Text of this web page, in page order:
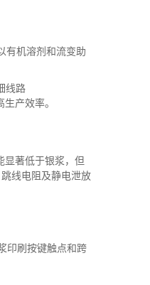
有机溶剂和流变助
线路
产效率。
显著低于银浆，但
线电阻及静电泄放
印刷按键触点和跨